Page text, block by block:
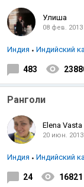
Улиша
08 фев. 2013
Индия Индийский
483
Ранголи
Elena Vasta
20 июн. 2013
Индия Индийский
24 16821